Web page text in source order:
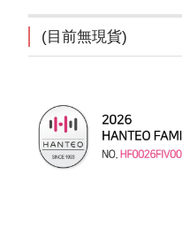
(目前無現貨)